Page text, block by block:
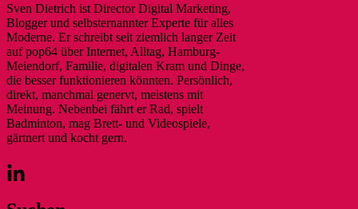
Sven Dietrich ist Director Digital Marketing,
Blogger und selbsternannter Experte für alles
Moderne. Er schreibt seit ziemlich langer Zeit
auf pop64 über Internet, Alltag, Hamburg-
Meiendorf, Familie, digitalen Kram und Dinge,
die besser funktionieren könnten. Persönlich,
direkt, manchmal genervt, meistens mit
Meinung. Nebenbei fährt er Rad, spielt
Badminton, mag Brett- und Videospiele,
gärtnert und kocht gern.